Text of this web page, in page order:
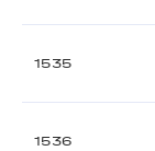
1535
1536